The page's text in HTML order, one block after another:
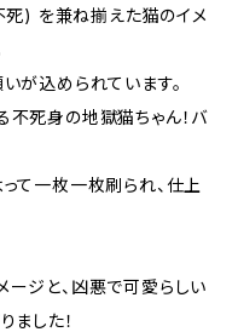
) を兼ね揃えた猫のイメ
が込められています。
死身の地獄猫ちゃん！バ
て一枚一枚刷られ、仕上
ジと、凶悪で可愛らしい
ました！